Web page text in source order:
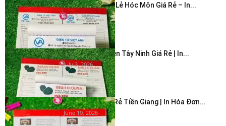
In Hóa Đơn Bán Lẻ Hóc Môn Giá Rẻ – In...
July 3, 2026
In Hóa Đơn 2 Liên Tây Ninh Giá Rẻ | In...
July 3, 2026
In Hóa Đơn Giá Rẻ Tiền Giang | In Hóa Đơn...
June 19, 2026